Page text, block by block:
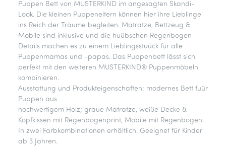
Puppen Bett von MUSTERKIND im angesagten Skandi-
Look. Die kleinen Puppeneltern können hier ihre Lieblinge
ins Reich der Träume begleiten. Matratze, Bettzeug &
Mobile sind inklusive und die huübschen Regenbogen-
Details machen es zu einem Lieblingsstuück für alle
Puppenmamas und -papas. Das Puppenbett lässt sich
perfekt mit den weiteren MUSTERKIND® Puppenmöbeln
kombinieren.
Ausstattung und Produkteigenschaften: modernes Bett fuür
Puppen aus
hochwertigem Holz; graue Matratze, weiße Decke &
Kopfkissen mit Regenbogenprint, Mobile mit Regenbogen.
In zwei Farbkombinationen erhältlich. Geeignet für Kinder
ab 3 Jahren.